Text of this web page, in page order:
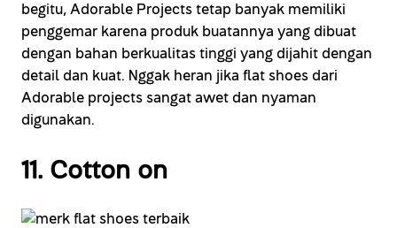
begitu, Adorable Projects tetap banyak memiliki
penggemar karena produk buatannya yang dibuat
dengan bahan berkualitas tinggi yang dijahit dengan
detail dan kuat. Nggak heran jika flat shoes dari
Adorable projects sangat awet dan nyaman
digunakan.
11. Cotton on